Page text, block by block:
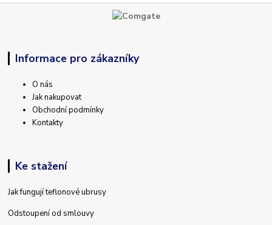
Informace pro zákazníky
O nás
Jak nakupovat
Obchodní podmínky
Kontakty
Ke stažení
Jak fungují teflonové ubrusy
Odstoupení od smlouvy